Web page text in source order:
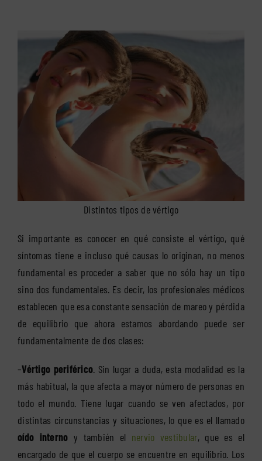
Distintos tipos de vértigo
Si importante es conocer en qué consiste el vértigo, qué
síntomas tiene e incluso qué causas lo originan, no menos
fundamental es proceder a saber que no sólo hay un tipo
sino dos fundamentales. Es decir, los profesionales médicos
establecen que esa constante sensación de mareo y pérdida
de equilibrio que ahora estamos abordando puede ser
fundamentalmente de dos clases:
–Vértigo periférico. Sin lugar a duda, esta modalidad es la
más habitual, la que afecta a mayor número de personas en
todo el mundo. Tiene lugar cuando se ven afectados, por
distintas circunstancias y situaciones, lo que es el llamado
oído interno y también el nervio vestibular, que es el
encargado de que el cuerpo se encuentre en equilibrio. Los